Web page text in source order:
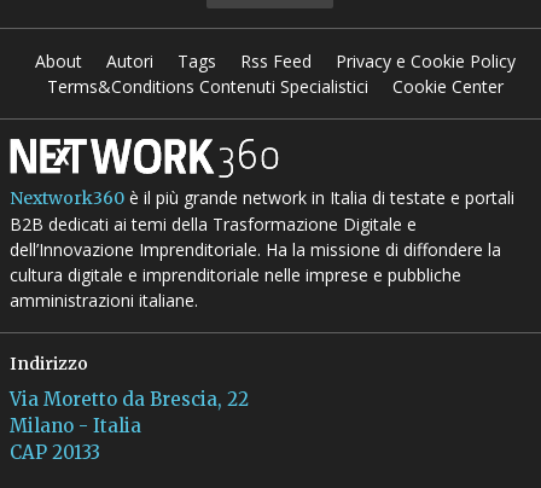
About Autori Tags Rss Feed
Privacy e Cookie Policy
Terms&Conditions Contenuti Specialistici
Cookie Center
Nextwork360è il più grande network in Italia di testate e portali
B2B dedicati ai temi della Trasformazione Digitale e
dell’Innovazione Imprenditoriale. Ha la missione di diffondere la
cultura digitale e imprenditoriale nelle imprese e pubbliche
amministrazioni italiane.
Indirizzo
Via Moretto da Brescia, 22
Milano - Italia
CAP 20133